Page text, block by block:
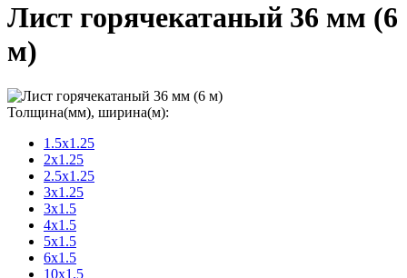
Лист горячекатаный 36 мм (6
м)
Толщина(мм), ширина(м):
1.5x1.25
2x1.25
2.5x1.25
3x1.25
3x1.5
4x1.5
5x1.5
6x1.5
10x1.5